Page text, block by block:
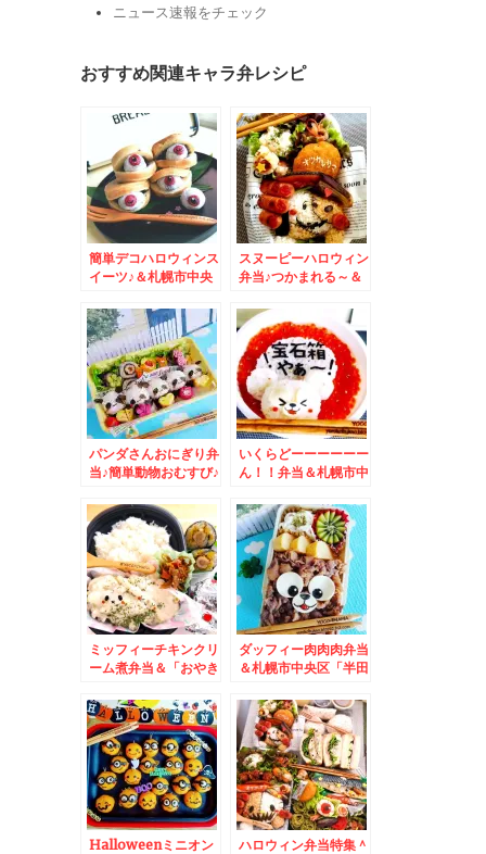
ニュース速報をチェック
おすすめ関連キャラ弁レシピ
簡単デコハロウィンス
イーツ♪＆札幌市中央
ーグひげ」さんの「ラ
ムバーグ」最高～(*
´艸`*)
スヌーピーハロウィン
弁当♪つかまれる～＆
街珈琲」さんのアイス
コーヒーもコーヒーも
♪老舗喫茶でまったり
タイム♪
パンダさんおにぎり弁
当♪簡単動物おむすび♪
食堂」さんで「朝食」
「長岡式酵素玄米」で
ヘルシーモーニング
♪(*´艸`*)ワンコイン
だよ～
いくらどーーーーーー
ん！！弁当＆札幌市中
園前店」さんの「手ま
り筋子おにぎり」最高
～♪焼きおにぎりもで
たよ～
ミッフィーチキンクリ
ーム煮弁当＆「おやき
チーズ」がΣ(ﾟДﾟ)う
まっ「あん。クリー
ム。ハンバーグ」(*
´艸`*)
ダッフィー肉肉肉弁当
＆札幌市中央区「半田
さんの「冷やし中華」
「中華そば」コスパ最
高すぎてカスタマイズ
(*´艸`*)
Halloweenミニオン
ハロウィン弁当特集＾